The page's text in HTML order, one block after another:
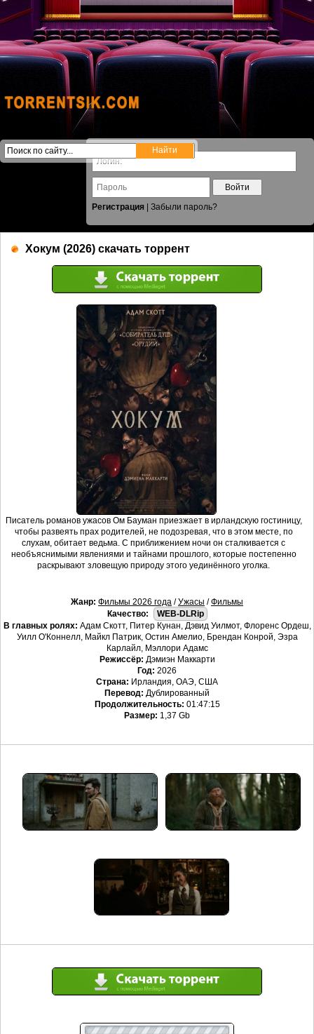
Войти
Регистрация
Забыли пароль?
Хокум (2026) скачать торрент
Писатель романов ужасов Ом Бауман приезжает в ирландскую гостиницу,
чтобы развеять прах родителей, не подозревая, что в этом месте, по
слухам, обитает ведьма. С приближением ночи он сталкивается с
необъяснимыми явлениями и тайнами прошлого, которые постепенно
раскрывают зловещую природу этого уединённого уголка.
Жанр: Фильмы 2026 года /Ужасы /Фильмы
Качество:
WEB-DLRip
В главных ролях: Адам Скотт, Питер Кунан, Дэвид Уилмот, Флоренс Ордеш,
Уилл О'Коннелл, Майкл Патрик, Остин Амелио, Брендан Конрой, Эзра
Карлайл, Мэллори Адамс
Режиссёр: Дэмиэн Маккарти
Год: 2026
Страна: Ирландия, ОАЭ, США
Перевод: Дублированный
Продолжительность: 01:47:15
Размер: 1,37 Gb